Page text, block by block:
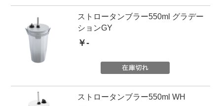
ストロータンブラー550ml グラデー
ションGY
￥-
ストロータンブラー550ml WH